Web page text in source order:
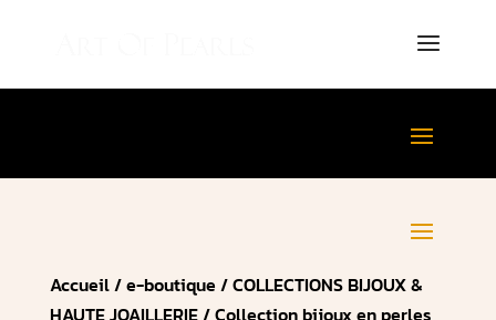
Accueil/e-boutique /COLLECTIONS BIJOUX &
HAUTE JOAILLERIE/Collection bijoux en perles